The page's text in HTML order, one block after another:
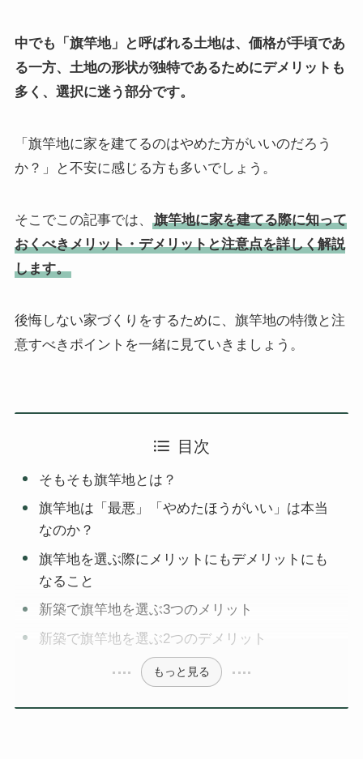
中でも「旗竿地」と呼ばれる土地は、価格が手頃であ
る一方、土地の形状が独特であるためにデメリットも
多く、選択に迷う部分です。
「旗竿地に家を建てるのはやめた方がいいのだろう
か？」と不安に感じる方も多いでしょう。
そこでこの記事では、
旗竿地に家を建てる際に知って
おくべきメリット・デメリットと注意点を詳しく解説
します。
後悔しない家づくりをするために、旗竿地の特徴と注
意すべきポイントを一緒に見ていきましょう。
目次
そもそも旗竿地とは？
旗竿地は「最悪」「やめたほうがいい」は本当
なのか？
旗竿地を選ぶ際にメリットにもデメリットにも
なること
新築で旗竿地を選ぶ3つのメリット
新築で旗竿地を選ぶ2つのデメリット
もっと見る